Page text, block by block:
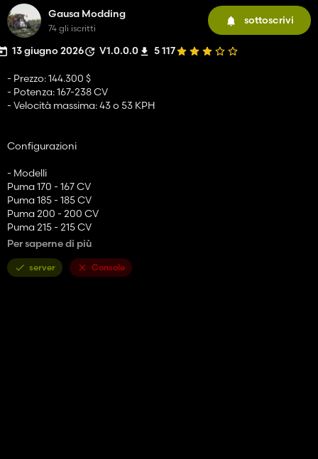
Gausa Modding
74 gli iscritti
sottoscrivi
13 giugno 2026 V1.0.0.0 5 117
- Prezzo: 144.300 $
- Potenza: 167-238 CV
- Velocità massima: 43 o 53 KPH
Configurazioni
- Modelli
Puma 170 - 167 CV
Puma 185 - 185 CV
Puma 200 - 200 CV
Puma 215 - 215 CV
Puma 230 - 238 CV
- Ruote:
TRELLEBORG, MICHELIN, MITAS, VREDESTEIN, CONTINENTAL,
Per saperne di più
server Console